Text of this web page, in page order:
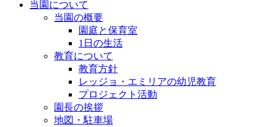
当園について
当園の概要
園庭と保育室
1日の生活
教育について
教育方針
レッジョ・エミリアの幼児教育
プロジェクト活動
園長の挨拶
地図・駐車場